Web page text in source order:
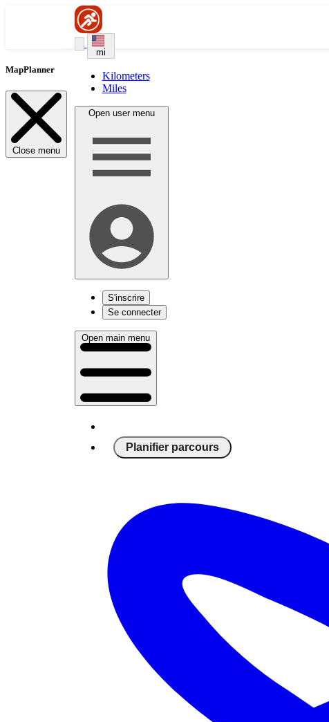
mi
Kilometers
Miles
Open user menu
S'inscrire
Se connecter
Open main menu
Planifier parcours
MapPlanner
Close menu